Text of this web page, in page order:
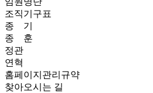
조직기구표
종 기
종 훈
정관
연혁
홈페이지관리규약
찾아오시는 길